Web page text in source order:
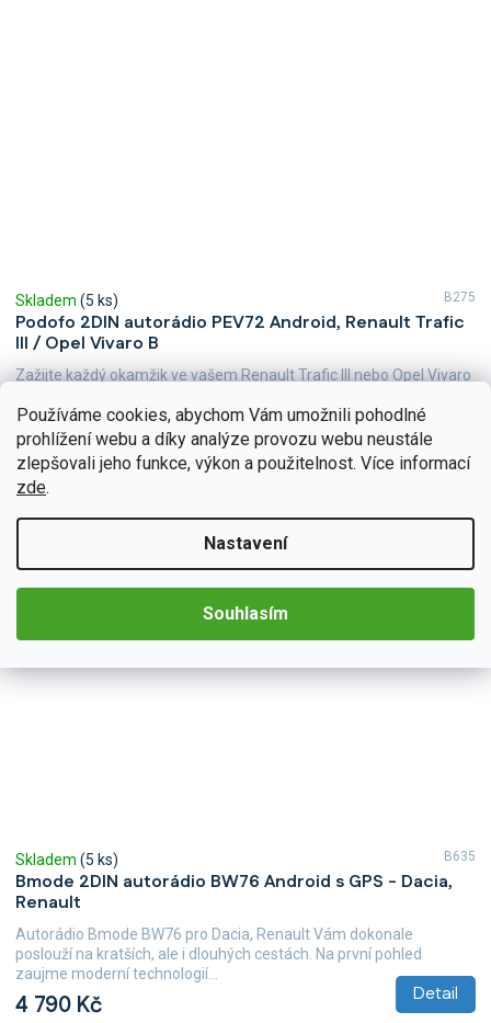
Používáme cookies, abychom Vám umožnili pohodlné
prohlížení webu a díky analýze provozu webu neustále
zlepšovali jeho funkce, výkon a použitelnost. Více informací
zde.
Nastavení
Souhlasím
Podofo 2DIN autorádio PEV72 Android, Renault Trafic
III / Opel Vivaro B
Skladem (5 ks)
4 190 Kč Detail
Zažijte každý okamžik ve vašem Renault Trafic III nebo Opel Vivaro
první pohled upoutá moderní technologie...
B275
Bmode 2DIN autorádio BW76 Android s GPS - Dacia,
Renault
Skladem (5 ks)
4 790 Kč Detail
Autorádio Bmode BW76 pro Dacia, Renault Vám dokonale
poslouží na kratších, ale i dlouhých cestách. Na první pohled
zaujme moderní technologií...
B635